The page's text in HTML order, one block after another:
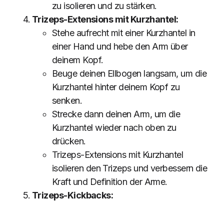
zu isolieren und zu stärken.
Trizeps-Extensions mit Kurzhantel:
Stehe aufrecht mit einer Kurzhantel in
einer Hand und hebe den Arm über
deinem Kopf.
Beuge deinen Ellbogen langsam, um die
Kurzhantel hinter deinem Kopf zu
senken.
Strecke dann deinen Arm, um die
Kurzhantel wieder nach oben zu
drücken.
Trizeps-Extensions mit Kurzhantel
isolieren den Trizeps und verbessern die
Kraft und Definition der Arme.
Trizeps-Kickbacks: